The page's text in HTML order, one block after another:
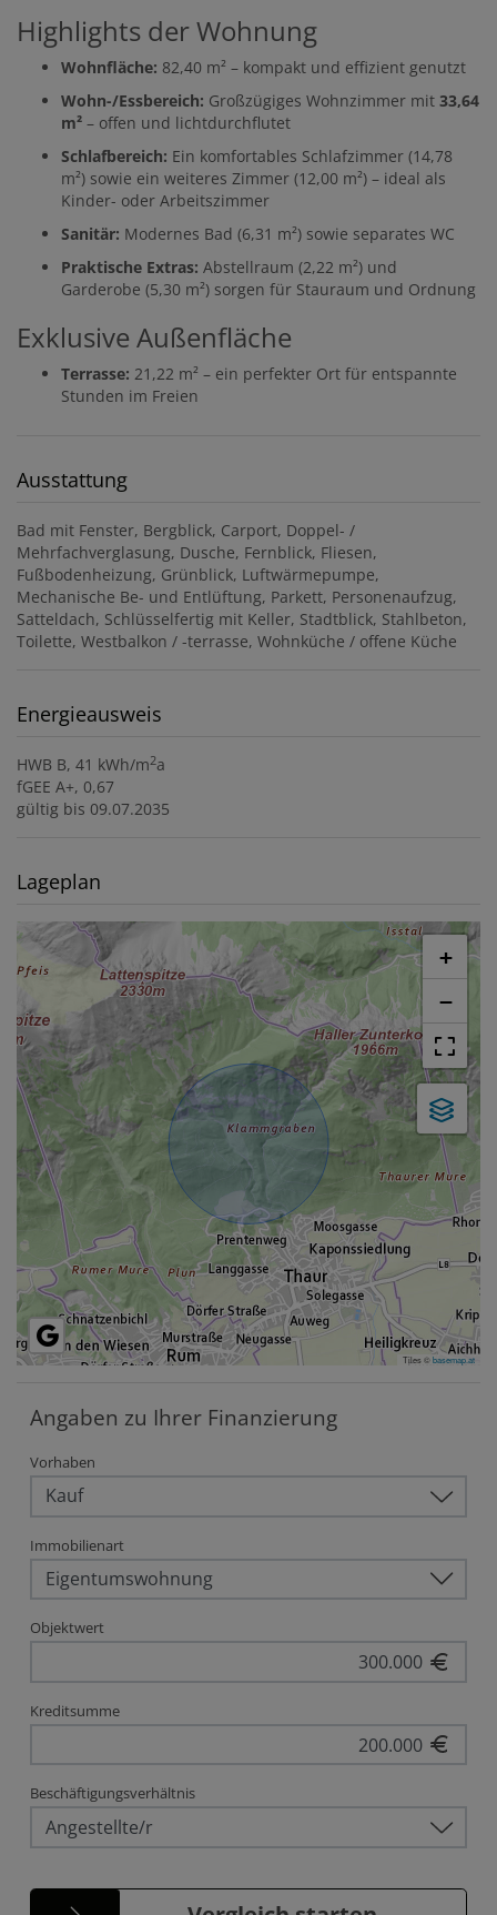
Highlights der Wohnung
Wohnfläche: 82,40 m² – kompakt und effizient genutzt
Wohn-/Essbereich: Großzügiges Wohnzimmer mit 33,64
m² – offen und lichtdurchflutet
Schlafbereich: Ein komfortables Schlafzimmer (14,78
m²) sowie ein weiteres Zimmer (12,00 m²) – ideal als
Kinder- oder Arbeitszimmer
Sanitär: Modernes Bad (6,31 m²) sowie separates WC
Praktische Extras: Abstellraum (2,22 m²) und
Garderobe (5,30 m²) sorgen für Stauraum und Ordnung
Exklusive Außenfläche
Terrasse: 21,22 m² – ein perfekter Ort für entspannte
Stunden im Freien
Ausstattung
Bad mit Fenster Bergblick Carport Doppel- /
Mehrfachverglasung Dusche Fernblick Fliesen
Fußbodenheizung Grünblick Luftwärmepumpe
Mechanische Be- und Entlüftung Parkett Personenaufzug
Satteldach Schlüsselfertig mit Keller Stadtblick Stahlbeton
Toilette Westbalkon / -terrasse Wohnküche / offene Küche
Energieausweis
HWB B, 41 kWh/m2a
fGEE A+, 0,67
gültig bis 09.07.2035
Lageplan
+
−
Tiles ©basemap.at